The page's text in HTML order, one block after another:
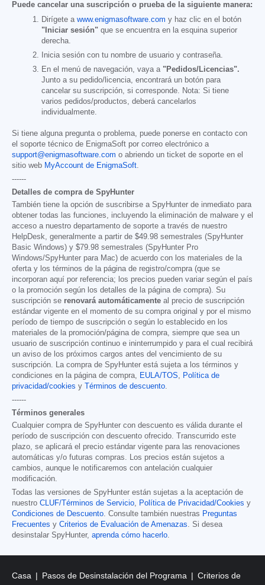
Puede cancelar una suscripción o prueba de la siguiente manera:
Dirígete a www.enigmasoftware.com y haz clic en el botón
"Iniciar sesión" que se encuentra en la esquina superior
derecha.
Inicia sesión con tu nombre de usuario y contraseña.
En el menú de navegación, vaya a "Pedidos/Licencias".
Junto a su pedido/licencia, encontrará un botón para
cancelar su suscripción, si corresponde. Nota: Si tiene
varios pedidos/productos, deberá cancelarlos
individualmente.
Si tiene alguna pregunta o problema, puede ponerse en contacto con
el soporte técnico de EnigmaSoft por correo electrónico a
support@enigmasoftware.com o abriendo un ticket de soporte en el
sitio web MyAccount de EnigmaSoft.
------
Detalles de compra de SpyHunter
También tiene la opción de suscribirse a SpyHunter de inmediato para
obtener todas las funciones, incluyendo la eliminación de malware y el
acceso a nuestro departamento de soporte a través de nuestro
HelpDesk, generalmente a partir de $49.98 semestrales (SpyHunter
Basic Windows) y $79.98 semestrales (SpyHunter Pro
Windows/SpyHunter para Mac) de acuerdo con los materiales de la
oferta y los términos de la página de registro/compra (que se
incorporan aquí por referencia; los precios pueden variar según el país
o la promoción según los detalles de la página de compra). Su
suscripción se renovará automáticamente al precio de suscripción
estándar vigente en el momento de su compra original y por el mismo
período de tiempo de suscripción o según lo establecido en los
materiales de la promoción/página de compra, siempre que sea un
usuario de suscripción continuo e ininterrumpido y para el cual recibirá
un aviso de los próximos cargos antes del vencimiento de su
suscripción. La compra de SpyHunter está sujeta a los términos y
condiciones en la página de compra, EULA/TOS, Política de
privacidad/cookies y Términos de descuento.
------
Términos generales
Cualquier compra de SpyHunter con descuento es válida durante el
período de suscripción con descuento ofrecido. Transcurrido este
plazo, se aplicará el precio estándar vigente para las renovaciones
automáticas y/o futuras compras. Los precios están sujetos a
cambios, aunque le notificaremos con antelación cualquier
modificación.
Todas las versiones de SpyHunter están sujetas a la aceptación de
nuestro CLUF/Términos de Servicio, Política de Privacidad/Cookies y
Condiciones de Descuento. Consulte también nuestras Preguntas
Frecuentes y Criterios de Evaluación de Amenazas. Si desea
desinstalar SpyHunter, aprenda cómo hacerlo.
Casa Pasos de Desinstalación del Programa Criterios de